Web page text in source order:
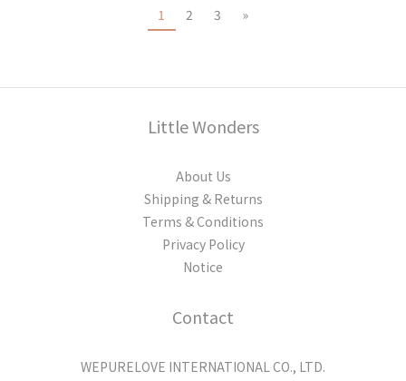
1 2 3 »
Little Wonders
About Us
Shipping & Returns
Terms & Conditions
Privacy Policy
Notice
Contact
WEPURELOVE INTERNATIONAL CO., LTD.